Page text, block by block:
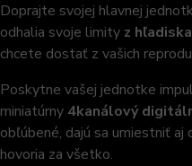
Doprajte svojej hlavnej
odhalia svoje limity z
chcete dostať z vašich
Poskytne vašej jednotke
miniatúrny 4kanálový
obľúbené, dajú sa umiestniť
hovoria za všetko.